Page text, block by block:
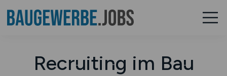
Recruiting im Bau